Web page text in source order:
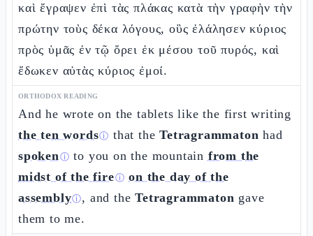
καὶ ἔγραψεν ἐπὶ τὰς πλάκας κατὰ τὴν γραφὴν τὴν
πρώτην τοὺς δέκα λόγους, οὓς ἐλάλησεν κύριος
πρὸς ὑμᾶς ἐν τῷ ὄρει ἐκ μέσου τοῦ πυρός, καὶ
ἔδωκεν αὐτὰς κύριος ἐμοί.
ORTHODOX READING
And he wrote on the tablets like the first writing
the ten wordsⓘ that theTetragrammaton had
spokenⓘ to you on the mountain from the
midst of the fireⓘ on the day of the
assemblyⓘ, and theTetragrammaton gave
them to me.